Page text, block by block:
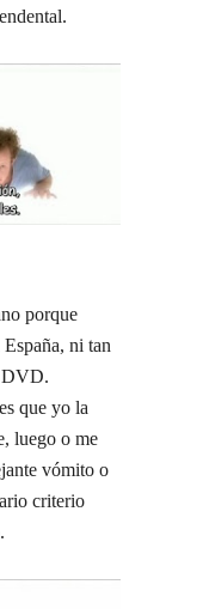
porque
ni tan
DVD.
que yo la
luego o me
vómito o
criterio